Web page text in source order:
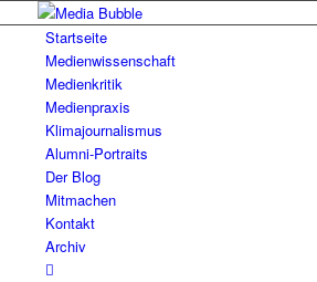
Startseite
Medienwissenschaft
Medienkritik
Medienpraxis
Klimajournalismus
Alumni-Portraits
Der Blog
Mitmachen
Kontakt
Archiv